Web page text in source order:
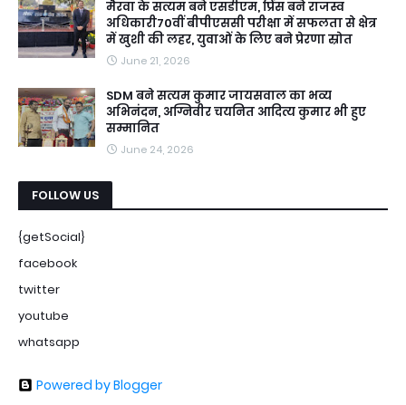
मैरवा के सत्यम बने एसडीएम, प्रिंस बने राजस्व
अधिकारी70वीं बीपीएससी परीक्षा में सफलता से क्षेत्र
में खुशी की लहर, युवाओं के लिए बने प्रेरणा स्रोत
June 21, 2026
SDM बने सत्यम कुमार जायसवाल का भव्य
अभिनंदन, अग्निवीर चयनित आदित्य कुमार भी हुए
सम्मानित
June 24, 2026
FOLLOW US
{getSocial}
facebook
twitter
youtube
whatsapp
Powered by Blogger